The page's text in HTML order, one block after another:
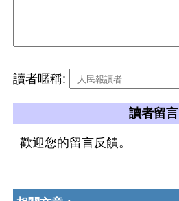
讀者暱稱:
讀者留言
歡迎您的留言反饋。